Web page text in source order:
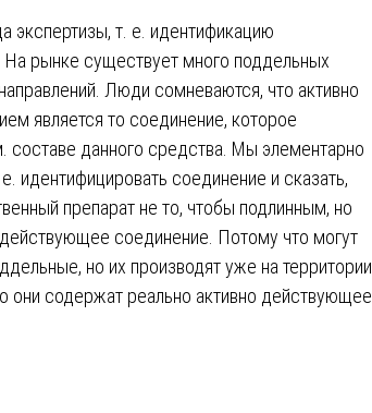
экспертизы, т. е. идентификацию
На рынке существует много поддельных
Люди сомневаются, что активно
является то соединение, которое
составе данного средства. Мы элементарно
идентифицировать соединение и сказать,
препарат не то, чтобы подлинным, но
соединение. Потому что могут
но их производят уже на территории
они содержат реально активно действующее